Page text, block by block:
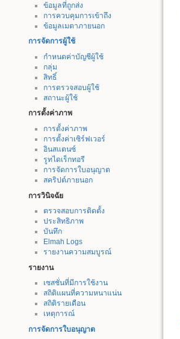
ข้อมูลที่ถูกส่ง
การควบคุมการเข้าถึง
ข้อมูลเมตาภายนอก
การจัดการผู้ใช้
กำหนดค่าบัญชีผู้ใช้
กลุ่ม
สิทธิ์
การตรวจสอบผู้ใช้
สถานะผู้ใช้
การตั้งค่าภาพ
การตั้งค่าภาพ
การตั้งค่าเซิร์ฟเวอร์
อินสแตนซ์
รูทไดเร็กทอรี
การจัดการใบอนุญาต
สคริปต์ภายนอก
การวินิจฉัย
ตรวจสอบการติดตั้ง
ประสิทธิภาพ
บันทึก
Elmah Logs
รายงานความสมบูรณ์
รายงาน
เซสชั่นที่มีการใช้งาน
สถิติแผนที่ความหนาแน่น
สถิติรายเดือน
เหตุการณ์
การจัดการใบอนุญาต